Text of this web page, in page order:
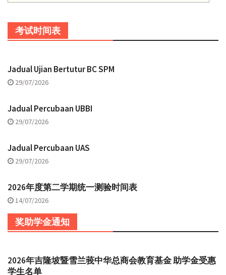
考试时间表
Jadual Ujian Bertutur BC SPM
29/07/2026
Jadual Percubaan UBBI
29/07/2026
Jadual Percubaan UAS
29/07/2026
2026年度第二学期统一测验时间表
14/07/2026
奖助学金通知
2026年吉隆坡暨雪兰莪中华总商会教育基金 助学金受惠
学生名单